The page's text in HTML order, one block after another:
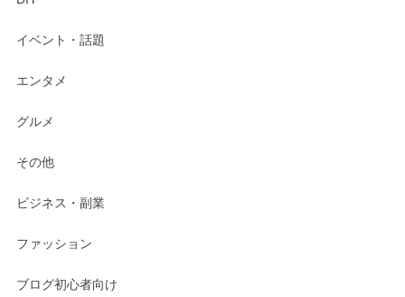
イベント・話題
エンタメ
グルメ
その他
ビジネス・副業
ファッション
ブログ初心者向け